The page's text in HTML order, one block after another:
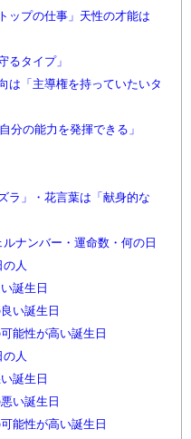
ップの仕事」天性の才能は
るタイプ」
は「主導権を持っていたいタ
分の能力を発揮できる」
ラ」・花言葉は「献身的な
ナンバー・運命数・何の日
人
誕生日
い誕生日
能性が高い誕生日
人
誕生日
い誕生日
能性が高い誕生日